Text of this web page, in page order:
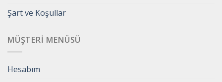
Şart ve Koşullar
MÜŞTERI MENÜSÜ
Hesabım